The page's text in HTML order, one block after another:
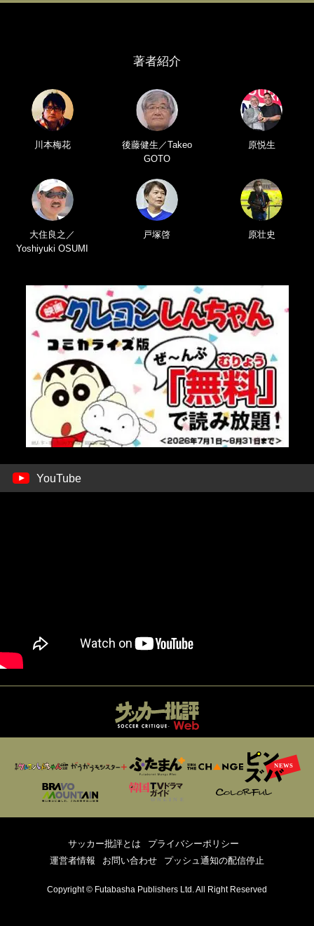
著者紹介
川本梅花
後藤健生／Takeo
GOTO
原悦生
大住良之／
Yoshiyuki OSUMI
戸塚啓 原壮史
YouTube
サッカー批評とは
プライバシーポリシー
運営者情報
お問い合わせ プッシュ通知の配信停止
Copyright © Futabasha Publishers Ltd. All Right Reserved